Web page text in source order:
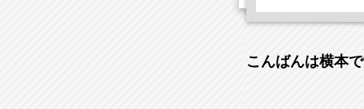
こんばんは横本